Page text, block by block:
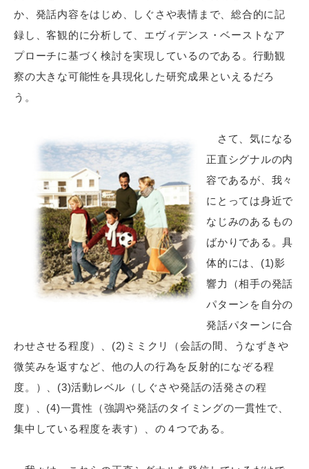
か、発話内容をはじめ、しぐさや表情まで、総合的に記
録し、客観的に分析して、エヴィデンス・ベーストなア
プローチに基づく検討を実現しているのである。行動観
察の大きな可能性を具現化した研究成果といえるだろ
う。
さて、気になる
正直シグナルの内
容であるが、我々
にとっては身近で
なじみのあるもの
ばかりである。具
体的には、(1)影
響力（相手の発話
パターンを自分の
発話パターンに合
わせさせる程度）、(2)ミミクリ（会話の間、うなずきや
微笑みを返すなど、他の人の行為を反射的になぞる程
度。）、(3)活動レベル（しぐさや発話の活発さの程
度）、(4)一貫性（強調や発話のタイミングの一貫性で、
集中している程度を表す）、の４つである。